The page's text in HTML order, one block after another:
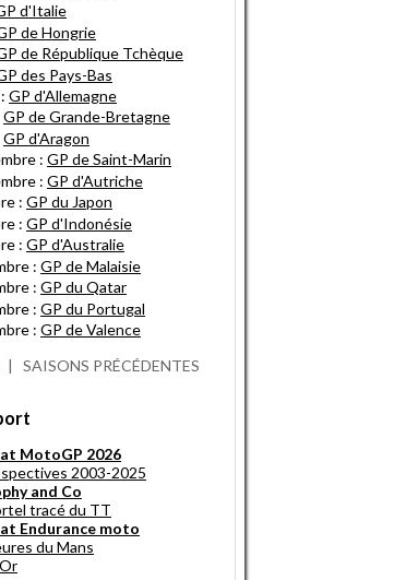
d'Italie
de Hongrie
de République Tchèque
des Pays-Bas
GP d'Allemagne
GP de Grande-Bretagne
GP d'Aragon
: GP de Saint-Marin
: GP d'Autriche
: GP du Japon
: GP d'Indonésie
: GP d'Australie
: GP de Malaisie
: GP du Qatar
: GP du Portugal
: GP de Valence
SAISONS PRÉCÉDENTES
MotoGP 2026
2003-2025
and Co
tracé du TT
Endurance moto
du Mans